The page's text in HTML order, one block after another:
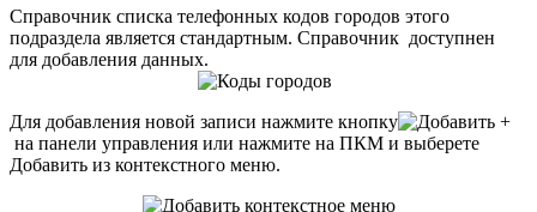
Справочник списка телефонных кодов городов этого
подраздела является стандартным. Справочник доступнен
для добавления данных.
Для добавления новой записи нажмите кнопку
на панели управления или нажмите на ПКМ и выберете
Добавить из контекстного меню.